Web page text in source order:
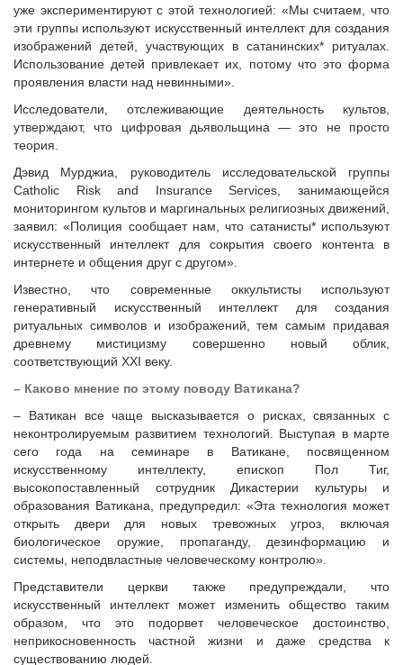
уже экспериментируют с этой технологией: «Мы считаем, что
эти группы используют искусственный интеллект для создания
изображений детей, участвующих в сатанинских* ритуалах.
Использование детей привлекает их, потому что это форма
проявления власти над невинными».
Исследователи, отслеживающие деятельность культов,
утверждают, что цифровая дьявольщина — это не просто
теория.
Дэвид Мурджиа, руководитель исследовательской группы
Catholic Risk and Insurance Services, занимающейся
мониторингом культов и маргинальных религиозных движений,
заявил: «Полиция сообщает нам, что сатанисты* используют
искусственный интеллект для сокрытия своего контента в
интернете и общения друг с другом».
Известно, что современные оккультисты используют
генеративный искусственный интеллект для создания
ритуальных символов и изображений, тем самым придавая
древнему мистицизму совершенно новый облик,
соответствующий XXI веку.
– Каково мнение по этому поводу Ватикана?
– Ватикан все чаще высказывается о рисках, связанных с
неконтролируемым развитием технологий. Выступая в марте
сего года на семинаре в Ватикане, посвященном
искусственному интеллекту, епископ Пол Тиг,
высокопоставленный сотрудник Дикастерии культуры и
образования Ватикана, предупредил: «Эта технология может
открыть двери для новых тревожных угроз, включая
биологическое оружие, пропаганду, дезинформацию и
системы, неподвластные человеческому контролю».
Представители церкви также предупреждали, что
искусственный интеллект может изменить общество таким
образом, что это подорвет человеческое достоинство,
неприкосновенность частной жизни и даже средства к
существованию людей.